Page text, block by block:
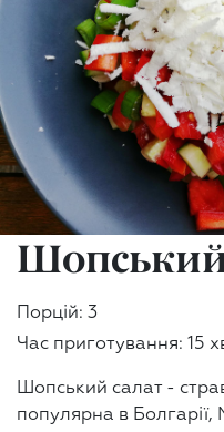
Шопський
Порцій: 3
Час приготування: 15
Шопський салат -
популярна в Болгарії,